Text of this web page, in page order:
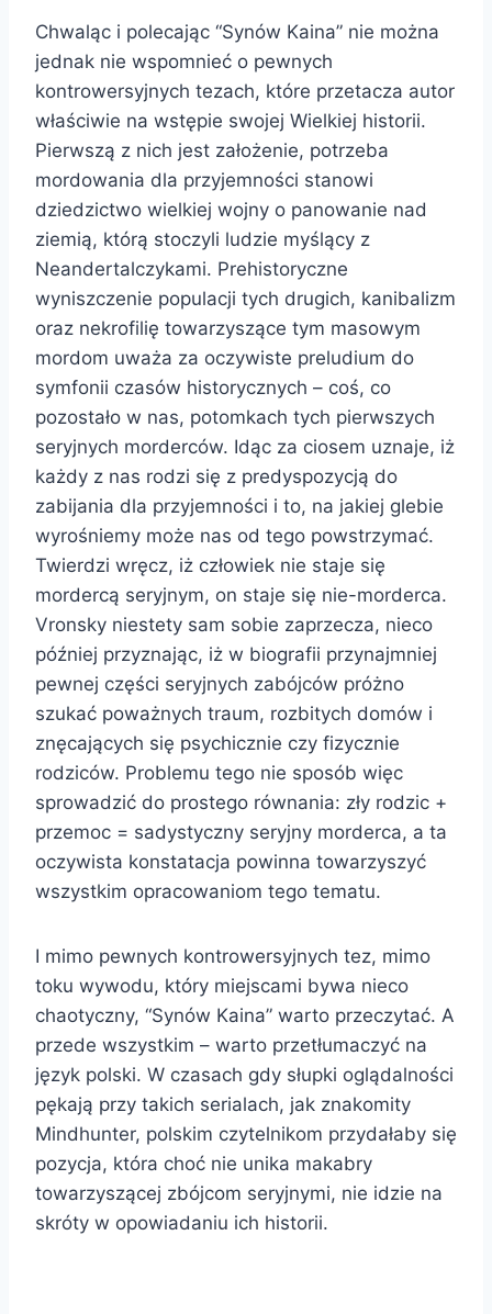
Chwaląc i polecając “Synów Kaina” nie można
jednak nie wspomnieć o pewnych
kontrowersyjnych tezach, które przetacza autor
właściwie na wstępie swojej Wielkiej historii.
Pierwszą z nich jest założenie, potrzeba
mordowania dla przyjemności stanowi
dziedzictwo wielkiej wojny o panowanie nad
ziemią, którą stoczyli ludzie myślący z
Neandertalczykami. Prehistoryczne
wyniszczenie populacji tych drugich, kanibalizm
oraz nekrofilię towarzyszące tym masowym
mordom uważa za oczywiste preludium do
symfonii czasów historycznych – coś, co
pozostało w nas, potomkach tych pierwszych
seryjnych morderców. Idąc za ciosem uznaje, iż
każdy z nas rodzi się z predyspozycją do
zabijania dla przyjemności i to, na jakiej glebie
wyrośniemy może nas od tego powstrzymać.
Twierdzi wręcz, iż człowiek nie staje się
mordercą seryjnym, on staje się nie-morderca.
Vronsky niestety sam sobie zaprzecza, nieco
później przyznając, iż w biografii przynajmniej
pewnej części seryjnych zabójców próżno
szukać poważnych traum, rozbitych domów i
znęcających się psychicznie czy fizycznie
rodziców. Problemu tego nie sposób więc
sprowadzić do prostego równania: zły rodzic +
przemoc = sadystyczny seryjny morderca, a ta
oczywista konstatacja powinna towarzyszyć
wszystkim opracowaniom tego tematu.
I mimo pewnych kontrowersyjnych tez, mimo
toku wywodu, który miejscami bywa nieco
chaotyczny, “Synów Kaina” warto przeczytać. A
przede wszystkim – warto przetłumaczyć na
język polski. W czasach gdy słupki oglądalności
pękają przy takich serialach, jak znakomity
Mindhunter, polskim czytelnikom przydałaby się
pozycja, która choć nie unika makabry
towarzyszącej zbójcom seryjnymi, nie idzie na
skróty w opowiadaniu ich historii.